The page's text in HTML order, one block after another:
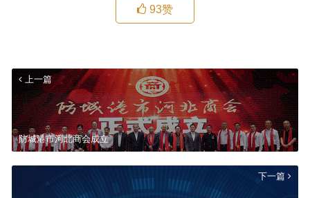
93赞
上一篇
防城港市河北商会成立
下一篇